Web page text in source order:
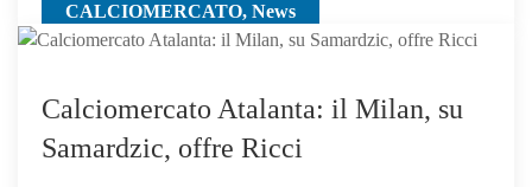
passo
CALCIOMERCATO, News
Romagnoli,
pupillo
Sarri,
l’Atalanta:
Calciomercato Atalanta: il Milan, su
Samardzic, offre Ricci